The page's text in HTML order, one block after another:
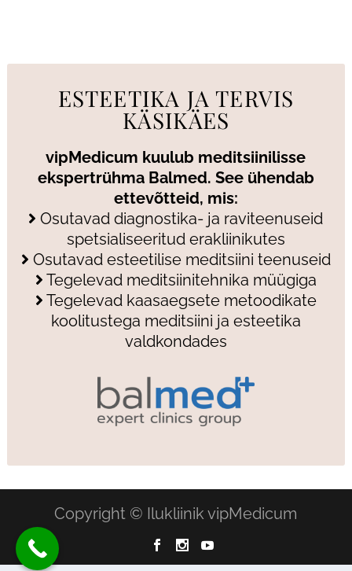
ESTEETIKA JA TERVIS
KÄSIKÄES
vipMedicum kuulub meditsiinilisse
ekspertrühma Balmed. See ühendab
ettevõtteid, mis:
Osutavad diagnostika- ja raviteenuseid
spetsialiseeritud erakliinikutes
Osutavad esteetilise meditsiini teenuseid
Tegelevad meditsiinitehnika müügiga
Tegelevad kaasaegsete metoodikate
koolitustega meditsiini ja esteetika
valdkondades
Copyright © Ilukliinik vipMedicum